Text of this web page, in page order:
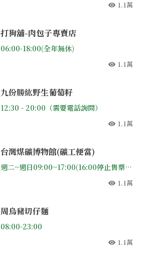
人氣
1.1萬
打狗舖-肉包子專賣店
06:00-18:00(全年無休)
人氣
1.1萬
九份勝紘野生葡萄籽
12:30 - 20:00（需要電話詢問）
人氣
1.1萬
台灣煤礦博物館(礦工便當)
週二~週日09:00~17:00(16:00停止售票) （週一公休）
人氣
1.1萬
周烏豬切仔麵
08:00-23:00
人氣
1.1萬